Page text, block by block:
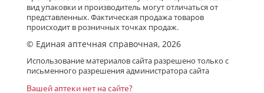
вид упаковки и производитель могут отличаться от
представленных. Фактическая продажа товаров
происходит в розничных точках продаж.
© Единая аптечная справочная, 2026
Использование материалов сайта разрешено только с
письменного разрешения администратора сайта
Вашей аптеки нет на сайте?